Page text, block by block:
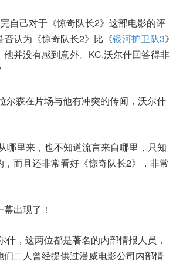
自己对于《惊奇队长2》这部电影的评
认为《惊奇队长2》比《银河护卫队3》
并没有感到意外。KC.沃尔什回答得非
尔森在片场与他有冲突的传闻，沃尔什
哪里来，也不知道流言来自哪里，只知
而且还非常看好《惊奇队长2》，非常
出现了！
什，这两位都是著名的内部情报人员，
们二人曾经提供过漫威电影公司内部情